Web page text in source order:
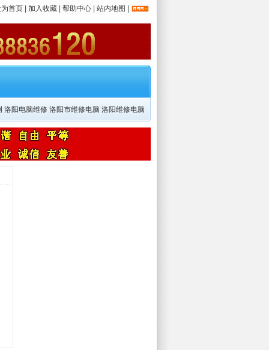
首页 加入收藏 帮助中心 站内地图
洛阳电脑维修 洛阳市维修电脑 洛阳维修电脑